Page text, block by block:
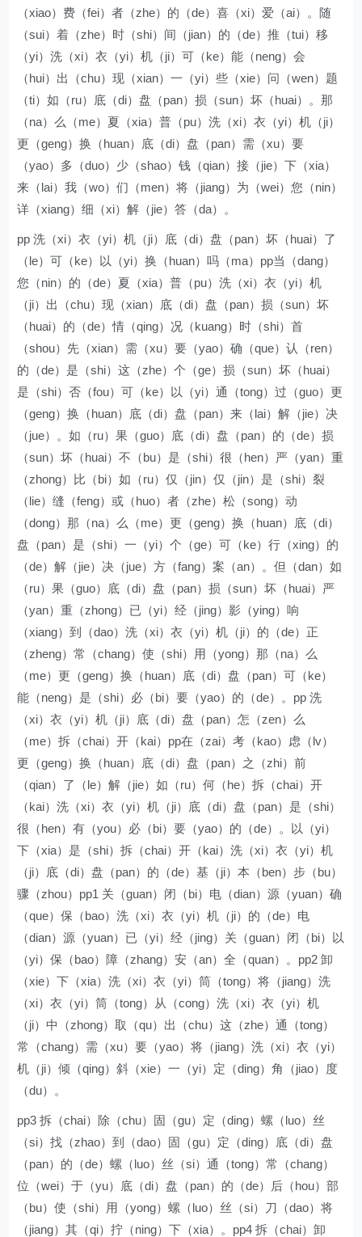
（xiao）费（fei）者（zhe）的（de）喜（xi）爱（ai）。随
（sui）着（zhe）时（shi）间（jian）的（de）推（tui）移
（yi）洗（xi）衣（yi）机（ji）可（ke）能（neng）会
（hui）出（chu）现（xian）一（yi）些（xie）问（wen）题
（ti）如（ru）底（di）盘（pan）损（sun）坏（huai）。那
（na）么（me）夏（xia）普（pu）洗（xi）衣（yi）机（ji）
更（geng）换（huan）底（di）盘（pan）需（xu）要
（yao）多（duo）少（shao）钱（qian）接（jie）下（xia）
来（lai）我（wo）们（men）将（jiang）为（wei）您（nin）
详（xiang）细（xi）解（jie）答（da）。
pp 洗（xi）衣（yi）机（ji）底（di）盘（pan）坏（huai）了
（le）可（ke）以（yi）换（huan）吗（ma）pp当（dang）
您（nin）的（de）夏（xia）普（pu）洗（xi）衣（yi）机
（ji）出（chu）现（xian）底（di）盘（pan）损（sun）坏
（huai）的（de）情（qing）况（kuang）时（shi）首
（shou）先（xian）需（xu）要（yao）确（que）认（ren）
的（de）是（shi）这（zhe）个（ge）损（sun）坏（huai）
是（shi）否（fou）可（ke）以（yi）通（tong）过（guo）更
（geng）换（huan）底（di）盘（pan）来（lai）解（jie）决
（jue）。如（ru）果（guo）底（di）盘（pan）的（de）损
（sun）坏（huai）不（bu）是（shi）很（hen）严（yan）重
（zhong）比（bi）如（ru）仅（jin）仅（jin）是（shi）裂
（lie）缝（feng）或（huo）者（zhe）松（song）动
（dong）那（na）么（me）更（geng）换（huan）底（di）
盘（pan）是（shi）一（yi）个（ge）可（ke）行（xing）的
（de）解（jie）决（jue）方（fang）案（an）。但（dan）如
（ru）果（guo）底（di）盘（pan）损（sun）坏（huai）严
（yan）重（zhong）已（yi）经（jing）影（ying）响
（xiang）到（dao）洗（xi）衣（yi）机（ji）的（de）正
（zheng）常（chang）使（shi）用（yong）那（na）么
（me）更（geng）换（huan）底（di）盘（pan）可（ke）
能（neng）是（shi）必（bi）要（yao）的（de）。pp 洗
（xi）衣（yi）机（ji）底（di）盘（pan）怎（zen）么
（me）拆（chai）开（kai）pp在（zai）考（kao）虑（lv）
更（geng）换（huan）底（di）盘（pan）之（zhi）前
（qian）了（le）解（jie）如（ru）何（he）拆（chai）开
（kai）洗（xi）衣（yi）机（ji）底（di）盘（pan）是（shi）
很（hen）有（you）必（bi）要（yao）的（de）。以（yi）
下（xia）是（shi）拆（chai）开（kai）洗（xi）衣（yi）机
（ji）底（di）盘（pan）的（de）基（ji）本（ben）步（bu）
骤（zhou）pp1 关（guan）闭（bi）电（dian）源（yuan）确
（que）保（bao）洗（xi）衣（yi）机（ji）的（de）电
（dian）源（yuan）已（yi）经（jing）关（guan）闭（bi）以
（yi）保（bao）障（zhang）安（an）全（quan）。pp2 卸
（xie）下（xia）洗（xi）衣（yi）筒（tong）将（jiang）洗
（xi）衣（yi）筒（tong）从（cong）洗（xi）衣（yi）机
（ji）中（zhong）取（qu）出（chu）这（zhe）通（tong）
常（chang）需（xu）要（yao）将（jiang）洗（xi）衣（yi）
机（ji）倾（qing）斜（xie）一（yi）定（ding）角（jiao）度
（du）。
pp3 拆（chai）除（chu）固（gu）定（ding）螺（luo）丝
（si）找（zhao）到（dao）固（gu）定（ding）底（di）盘
（pan）的（de）螺（luo）丝（si）通（tong）常（chang）
位（wei）于（yu）底（di）盘（pan）的（de）后（hou）部
（bu）使（shi）用（yong）螺（luo）丝（si）刀（dao）将
（jiang）其（qi）拧（ning）下（xia）。pp4 拆（chai）卸